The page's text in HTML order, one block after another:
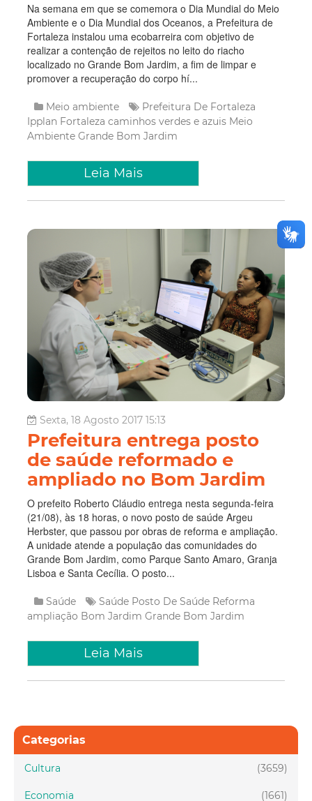
Na semana em que se comemora o Dia Mundial do Meio
Ambiente e o Dia Mundial dos Oceanos, a Prefeitura de
Fortaleza instalou uma ecobarreira com objetivo de
realizar a contenção de rejeitos no leito do riacho
localizado no Grande Bom Jardim, a fim de limpar e
promover a recuperação do corpo hí...
Meio ambiente
Prefeitura De Fortaleza
Ipplan Fortaleza caminhos verdes e azuis Meio
Ambiente Grande Bom Jardim
Leia Mais
Sexta, 18 Agosto 2017 15:13
Prefeitura entrega posto
de saúde reformado e
ampliado no Bom Jardim
O prefeito Roberto Cláudio entrega nesta segunda-feira
(21/08), às 18 horas, o novo posto de saúde Argeu
Herbster, que passou por obras de reforma e ampliação.
A unidade atende a população das comunidades do
Grande Bom Jardim, como Parque Santo Amaro, Granja
Lisboa e Santa Cecília. O posto...
Saúde Saúde Posto De Saúde Reforma
ampliação Bom Jardim Grande Bom Jardim
Leia Mais
Categorias
(3659)
Cultura
(1661)
Economia